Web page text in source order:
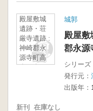
殿屋敷城
遺跡・荘
厳寺遺跡 :
神崎郡永
源寺町高
木・上二
城郭
殿屋敷
郡永源
シリーズ
発行元：
出版年：
新刊 在庫なし